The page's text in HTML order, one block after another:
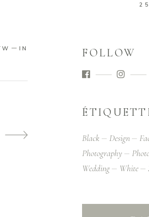
IN FOLLOW
Black Design
Photography
Wedding
White